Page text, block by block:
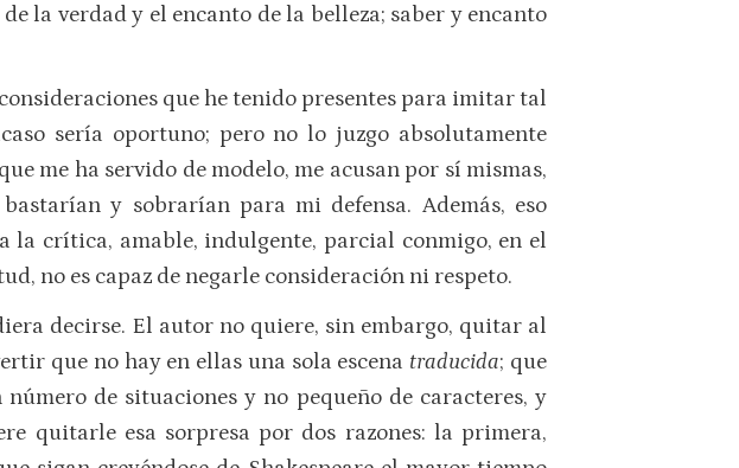
la verdad y el encanto de la belleza; saber y encanto
que he tenido presentes para imitar tal
sería oportuno; pero no lo juzgo absolutamente
me ha servido de modelo, me acusan por sí mismas,
y sobrarían para mi defensa. Además, eso
la crítica, amable, indulgente, parcial conmigo, en el
no es capaz de negarle consideración ni respeto.
decirse. El autor no quiere, sin embargo, quitar al
que no hay en ellas una sola escena traducida; que
de situaciones y no pequeño de caracteres, y
quitarle esa sorpresa por dos razones: la primera,